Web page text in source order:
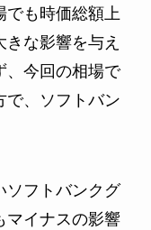
でも時価総額上
な影響を与え
、今回の相場で
で、ソフトバン
ソフトバンクグ
マイナスの影響